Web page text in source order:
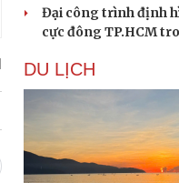
Đại công trình định
cực đông TP.HCM
DU LỊCH